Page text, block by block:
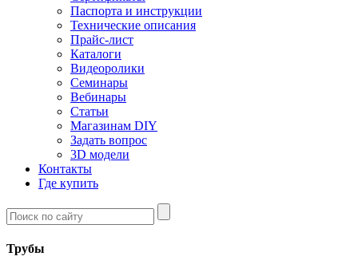
Паспорта и инструкции
Технические описания
Прайс-лист
Каталоги
Видеоролики
Семинары
Вебинары
Статьи
Магазинам DIY
Задать вопрос
3D модели
Контакты
Где купить
Трубы